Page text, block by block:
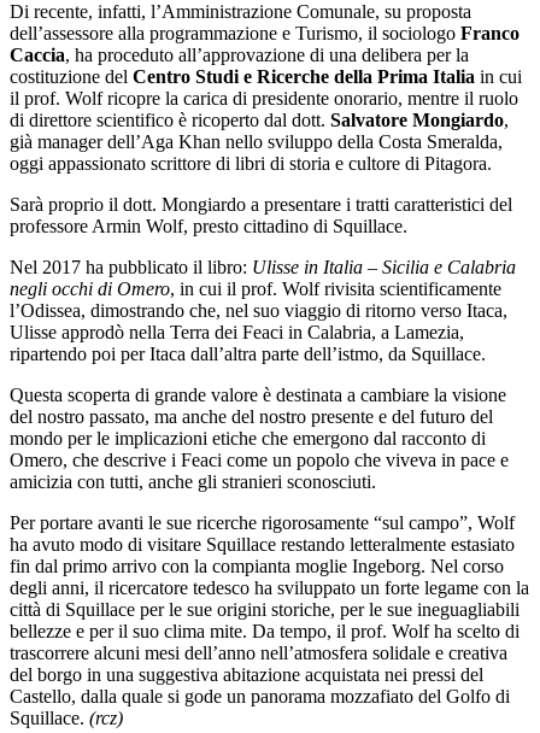
Di recente, infatti, l’Amministrazione Comunale, su proposta
dell’assessore alla programmazione e Turismo, il sociologo Franco
Caccia, ha proceduto all’approvazione di una delibera per la
costituzione del Centro Studi e Ricerche della Prima Italia in cui
il prof. Wolf ricopre la carica di presidente onorario, mentre il ruolo
di direttore scientifico è ricoperto dal dott. Salvatore Mongiardo,
già manager dell’Aga Khan nello sviluppo della Costa Smeralda,
oggi appassionato scrittore di libri di storia e cultore di Pitagora.
Sarà proprio il dott. Mongiardo a presentare i tratti caratteristici del
professore Armin Wolf, presto cittadino di Squillace.
Nel 2017 ha pubblicato il libro: Ulisse in Italia – Sicilia e Calabria
negli occhi di Omero, in cui il prof. Wolf rivisita scientificamente
l’Odissea, dimostrando che, nel suo viaggio di ritorno verso Itaca,
Ulisse approdò nella Terra dei Feaci in Calabria, a Lamezia,
ripartendo poi per Itaca dall’altra parte dell’istmo, da Squillace.
Questa scoperta di grande valore è destinata a cambiare la visione
del nostro passato, ma anche del nostro presente e del futuro del
mondo per le implicazioni etiche che emergono dal racconto di
Omero, che descrive i Feaci come un popolo che viveva in pace e
amicizia con tutti, anche gli stranieri sconosciuti.
Per portare avanti le sue ricerche rigorosamente “sul campo”, Wolf
ha avuto modo di visitare Squillace restando letteralmente estasiato
fin dal primo arrivo con la compianta moglie Ingeborg. Nel corso
degli anni, il ricercatore tedesco ha sviluppato un forte legame con la
città di Squillace per le sue origini storiche, per le sue ineguagliabili
bellezze e per il suo clima mite. Da tempo, il prof. Wolf ha scelto di
trascorrere alcuni mesi dell’anno nell’atmosfera solidale e creativa
del borgo in una suggestiva abitazione acquistata nei pressi del
Castello, dalla quale si gode un panorama mozzafiato del Golfo di
Squillace. (rcz)